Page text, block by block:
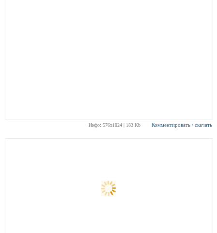
Инфо: 576х1024 | 183 Kb Комментировать / скачать